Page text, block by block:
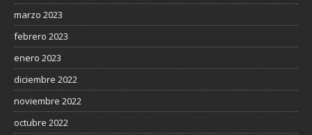
marzo 2023
febrero 2023
enero 2023
diciembre 2022
noviembre 2022
octubre 2022